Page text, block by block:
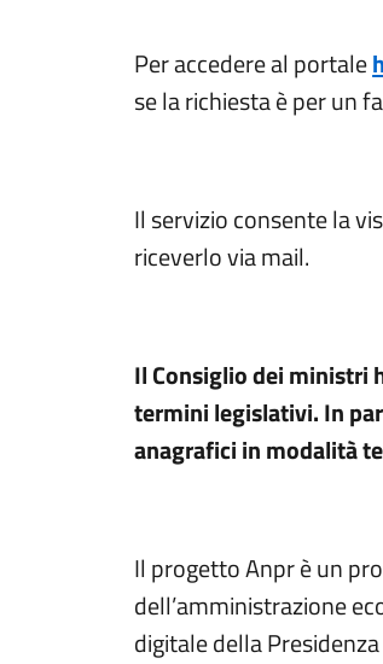
Per accedere al portale
se la richiesta è per un
Il servizio consente la
riceverlo via mail.
Il Consiglio dei ministri
termini legislativi. In
anagrafici in modalità
Il progetto Anpr è un
dell’amministrazione
digitale della